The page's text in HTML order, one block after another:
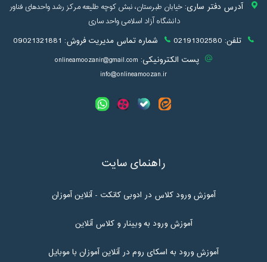
آدرس دفتر ساری:خیابان طبرستان، نبش کوچه طلیعه مرکز رشد واحدهای فناور
دانشگاه آزاد اسلامی واحد ساری
تلفن: 02191302580 شماره تماس مدیریت فروش: 09021321881
پست الکترونیکی: onlineamoozanir@gmail.com
info@onlineamoozan.ir
راهنمای سایت
آموزش ورود کلاس در ادوبی کانکت - آنلاین آموزان
آموزش ورود به وبینار و کلاس آنلاین
آموزش ورود به اسکای روم در آنلاین آموزان با موبایل